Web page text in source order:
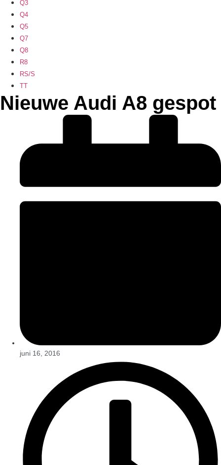
Q3
Q4
Q5
Q7
Q8
R8
RS/S
TT
Nieuwe Audi A8 gespot
juni 16, 2016